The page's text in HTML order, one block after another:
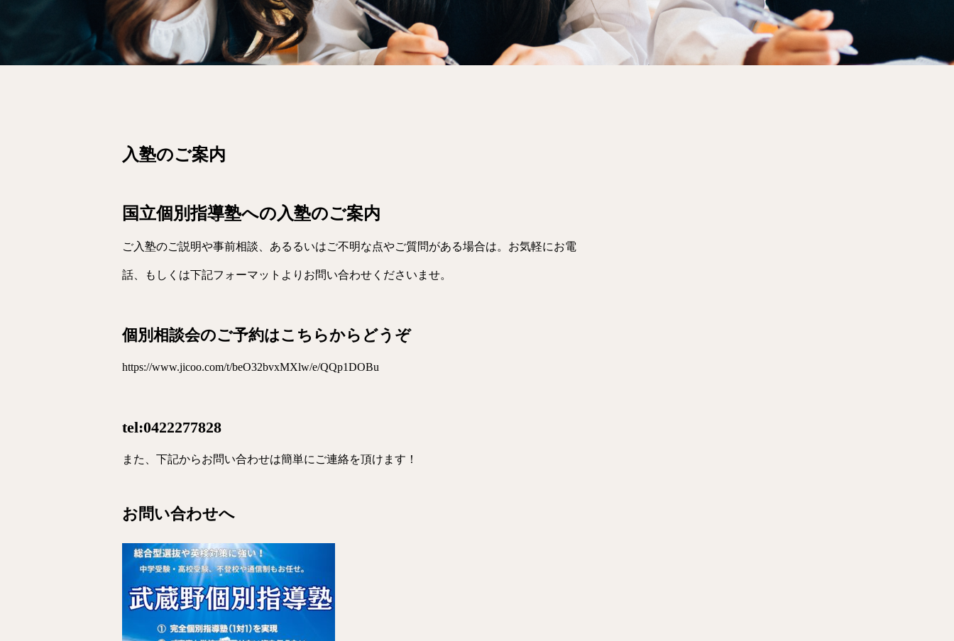
入塾のご案内
国立個別指導塾への入塾のご案内
ご入塾のご説明や事前相談、あるるいはご不明な点やご質問がある場合は。お気軽にお電
話、もしくは下記フォーマットよりお問い合わせくださいませ。
個別相談会のご予約はこちらからどうぞ
https://www.jicoo.com/t/beO32bvxMXlw/e/QQp1DOBu
tel:0422277828
また、下記からお問い合わせは簡単にご連絡を頂けます！
お問い合わせへ